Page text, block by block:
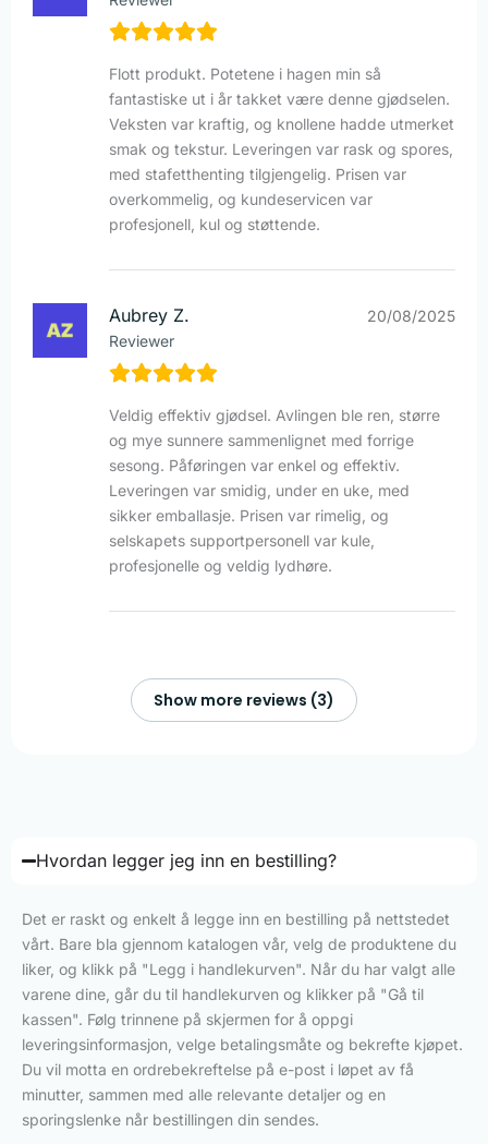
Flott produkt. Potetene i hagen min så
fantastiske ut i år takket være denne gjødselen.
Veksten var kraftig, og knollene hadde utmerket
smak og tekstur. Leveringen var rask og spores,
med stafetthenting tilgjengelig. Prisen var
overkommelig, og kundeservicen var
profesjonell, kul og støttende.
Aubrey Z.
Reviewer
20/08/2025
Veldig effektiv gjødsel. Avlingen ble ren, større
og mye sunnere sammenlignet med forrige
sesong. Påføringen var enkel og effektiv.
Leveringen var smidig, under en uke, med
sikker emballasje. Prisen var rimelig, og
selskapets supportpersonell var kule,
profesjonelle og veldig lydhøre.
Show more reviews (3)
Hvordan legger jeg inn en bestilling?
Det er raskt og enkelt å legge inn en bestilling på nettstedet
vårt. Bare bla gjennom katalogen vår, velg de produktene du
liker, og klikk på "Legg i handlekurven". Når du har valgt alle
varene dine, går du til handlekurven og klikker på "Gå til
kassen". Følg trinnene på skjermen for å oppgi
leveringsinformasjon, velge betalingsmåte og bekrefte kjøpet.
Du vil motta en ordrebekreftelse på e-post i løpet av få
minutter, sammen med alle relevante detaljer og en
sporingslenke når bestillingen din sendes.